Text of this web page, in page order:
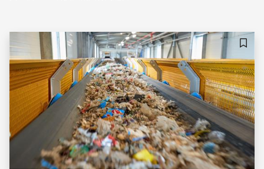
個嚴峻的挑戰：如何處理大量廢棄鋰電池。針對廢鋰電池的
不僅可建立國內的循環再生與使用，也能將金屬有價資源留
在國內。
儲存